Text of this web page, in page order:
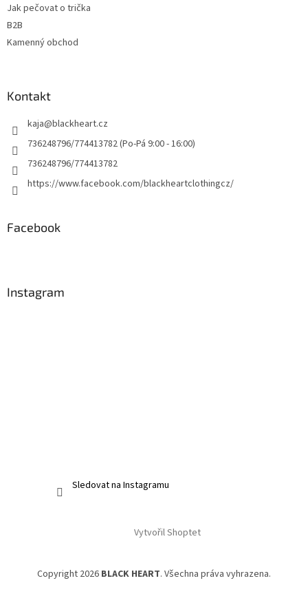
Jak pečovat o trička
B2B
Kamenný obchod
Kontakt
kaja@blackheart.cz
736248796/774413782 (Po-Pá 9:00 - 16:00)
736248796/774413782
https://www.facebook.com/blackheartclothingcz/
Facebook
Instagram
Sledovat na Instagramu
Vytvořil Shoptet
Copyright 2026 BLACK HEART. Všechna práva vyhrazena.